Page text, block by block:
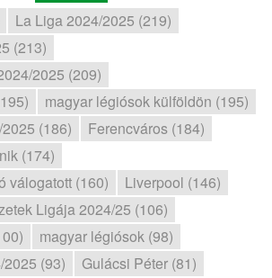
La Liga 2024/2025 (219)
(213)
2025 (209)
magyar légiósok külföldön (195)
(186)
Ferencváros (184)
(174)
válogatott (160)
Liverpool (146)
Ligája 2024/25 (106)
magyar légiósok (98)
(93)
Gulácsi Péter (81)